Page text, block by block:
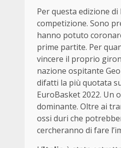
Per questa edizione
competizione. Sono
hanno potuto
prime partite. Per
vincere il proprio
nazione ospitante
difatti la più quotata
EuroBasket 2022. Un
dominante. Oltre ai
ossi duri che
cercheranno di fare